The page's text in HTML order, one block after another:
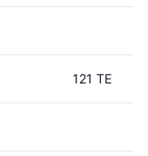
121 TE